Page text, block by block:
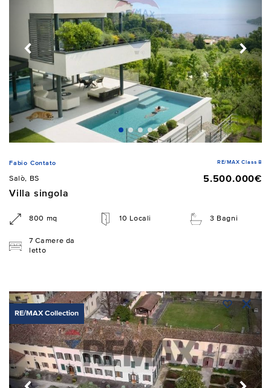
Fabio Contato RE/MAX Class 8
Salò, BS
5.500.000€
Villa singola
800 mq 10 Locali 3 Bagni
7 Camere da
letto
RE/MAX Collection